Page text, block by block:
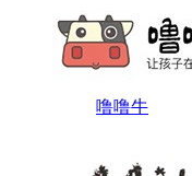
噜噜牛